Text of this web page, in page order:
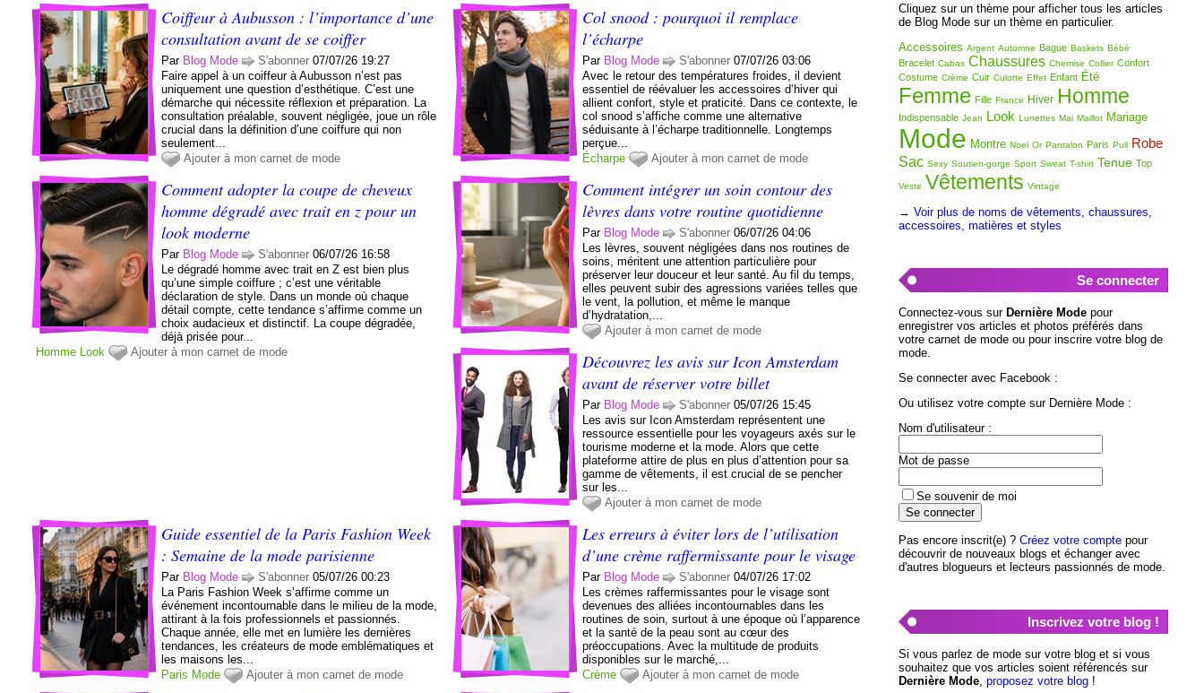
Coiffeur à Aubusson : l’importance d’une
consultation avant de se coiffer
Par Blog Mode S'abonner 07/07/26 19:27
Faire appel à un coiffeur à Aubusson n’est pas
uniquement une question d’esthétique. C’est une
démarche qui nécessite réflexion et préparation. La
consultation préalable, souvent négligée, joue un rôle
crucial dans la définition d’une coiffure qui non
seulement...
Ajouter à mon carnet de mode
Col snood : pourquoi il remplace
l’écharpe
Par Blog Mode S'abonner 07/07/26 03:06
Avec le retour des températures froides, il devient
essentiel de réévaluer les accessoires d’hiver qui
allient confort, style et praticité. Dans ce contexte, le
col snood s’affiche comme une alternative
séduisante à l’écharpe traditionnelle. Longtemps
perçue...
Écharpe
Ajouter à mon carnet de mode
Comment adopter la coupe de cheveux
homme dégradé avec trait en z pour un
look moderne
Par Blog Mode S'abonner 06/07/26 16:58
Le dégradé homme avec trait en Z est bien plus
qu’une simple coiffure ; c’est une véritable
déclaration de style. Dans un monde où chaque
détail compte, cette tendance s’affirme comme un
choix audacieux et distinctif. La coupe dégradée,
déjà prisée pour...
Homme Look Ajouter à mon carnet de mode
Comment intégrer un soin contour des
lèvres dans votre routine quotidienne
Par Blog Mode S'abonner 06/07/26 04:06
Les lèvres, souvent négligées dans nos routines de
soins, méritent une attention particulière pour
préserver leur douceur et leur santé. Au fil du temps,
elles peuvent subir des agressions variées telles que
le vent, la pollution, et même le manque
d’hydratation,...
Ajouter à mon carnet de mode
Découvrez les avis sur Icon Amsterdam
avant de réserver votre billet
Par Blog Mode S'abonner 05/07/26 15:45
Les avis sur Icon Amsterdam représentent une
ressource essentielle pour les voyageurs axés sur le
tourisme moderne et la mode. Alors que cette
plateforme attire de plus en plus d’attention pour sa
gamme de vêtements, il est crucial de se pencher
sur les...
Ajouter à mon carnet de mode
Guide essentiel de la Paris Fashion Week
: Semaine de la mode parisienne
Par Blog Mode S'abonner 05/07/26 00:23
La Paris Fashion Week s’affirme comme un
événement incontournable dans le milieu de la mode,
attirant à la fois professionnels et passionnés.
Chaque année, elle met en lumière les dernières
tendances, les créateurs de mode emblématiques et
les maisons les...
Paris Mode Ajouter à mon carnet de mode
Les erreurs à éviter lors de l’utilisation
d’une crème raffermissante pour le visage
Par Blog Mode S'abonner 04/07/26 17:02
Les crèmes raffermissantes pour le visage sont
devenues des alliées incontournables dans les
routines de soin, surtout à une époque où l’apparence
et la santé de la peau sont au cœur des
préoccupations. Avec la multitude de produits
disponibles sur le marché,...
Crème
Ajouter à mon carnet de mode
Cliquez sur un thème pour afficher tous les articles
de Blog Mode sur un thème en particulier.
Accessoires Argent Automne Bague Baskets Bébé
Bracelet Cabas Chaussures Chemise Collier Confort
Costume Crème Cuir Culotte Effet Enfant Été
Femme Fille France Hiver Homme
Indispensable Jean Look Lunettes Mai Maillot Mariage
Mode Montre Noel Or Pantalon Paris Pull Robe
Sac Sexy Soutien-gorge Sport Sweat T-shirt Tenue Top
Veste Vêtements Vintage
→ Voir plus de noms de vêtements, chaussures,
accessoires, matières et styles
Se connecter
Connectez-vous sur Dernière Modepour
enregistrer vos articles et photos préférés dans
votre carnet de mode ou pour inscrire votre blog de
mode.
Se connecter avec Facebook :
Ou utilisez votre compte sur Dernière Mode :
Nom d'utilisateur :
Mot de passe
Se souvenir de moi
Pas encore inscrit(e) ? Créez votre comptepour
découvrir de nouveaux blogs et échanger avec
d'autres blogueurs et lecteurs passionnés de mode.
Inscrivez votre blog !
Si vous parlez de mode sur votre blog et si vous
souhaitez que vos articles soient référencés sur
Dernière Mode, proposez votre blog!